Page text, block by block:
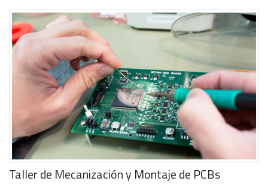
Taller de Mecanización y Montaje de PCBs